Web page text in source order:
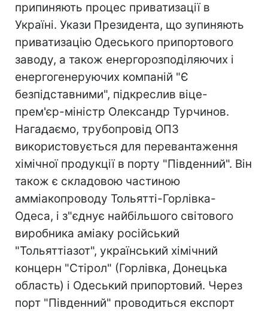
припиняють процес приватизації в
Україні. Укази Президента, що зупиняють
приватизацію Одеського припортового
заводу, а також енергорозподіляючих і
енергогенеруючих компаній "Є
безпідставними", підкреслив віце-
прем'єр-міністр Олександр Турчинов.
Нагадаємо, трубопровід ОПЗ
використовується для перевантаження
хімічної продукції в порту "Південний". Він
також є складовою частиною
амміакопроводу Тольятті-Горлівка-
Одеса, і з"єднує найбільшого світового
виробника аміаку російський
"Тольяттіазот", український хімічний
концерн "Стірол" (Горлівка, Донецька
область) і Одеський припортовий. Через
порт "Південний" проводиться експорт